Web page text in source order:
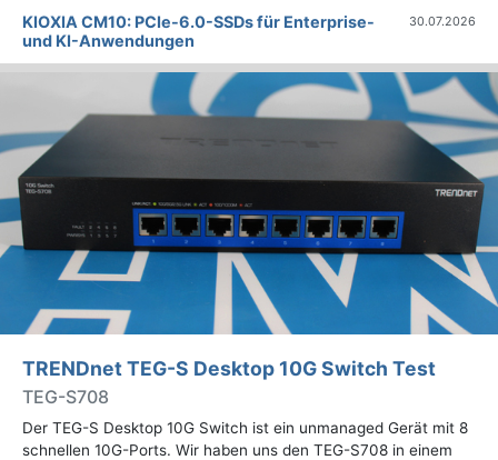
KIOXIA CM10: PCIe-6.0-SSDs für Enterprise-
und KI-Anwendungen
30.07.2026
TRENDnet TEG-S Desktop 10G Switch Test
TEG-S708
Der TEG-S Desktop 10G Switch ist ein unmanaged Gerät mit 8
schnellen 10G-Ports. Wir haben uns den TEG-S708 in einem